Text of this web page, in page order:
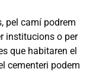
pel camí podrem
institucions o per
que habitaren el
cementeri podem